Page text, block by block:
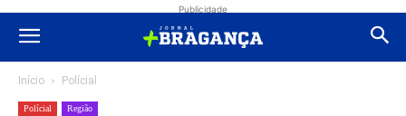
Publicidade
Início Polícial
Polícial Região